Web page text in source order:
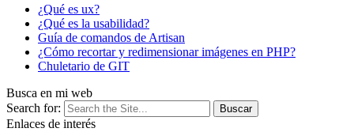
¿Qué es ux?
¿Qué es la usabilidad?
Guía de comandos de Artisan
¿Cómo recortar y redimensionar imágenes en PHP?
Chuletario de GIT
Busca en mi web
Search for:
Enlaces de interés